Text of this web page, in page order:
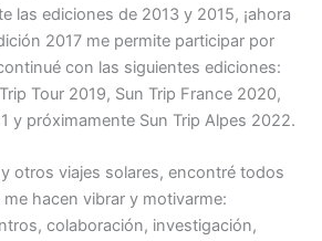
las ediciones de 2013 y 2015, ¡ahora
2017 me permite participar por
con las siguientes ediciones:
Tour 2019, Sun Trip France 2020,
y próximamente Sun Trip Alpes 2022.
otros viajes solares, encontré todos
hacen vibrar y motivarme:
colaboración, investigación,